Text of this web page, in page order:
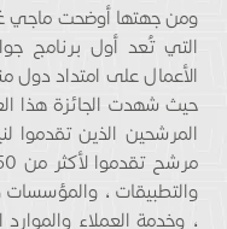
ومن جهتها أوضحت ماجي
التي تُعد أول برنامج
الأعمال على امتداد دول
حيث شهدت الجائزة هذا
والتطبيقات ، والمؤسسات
، وخدمة العملاء والموارد